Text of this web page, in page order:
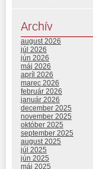
Archív
august 2026
júl 2026
jún 2026
máj 2026
apríl 2026
marec 2026
február 2026
január 2026
december 2025
november 2025
október 2025
september 2025
august 2025
júl 2025
jún 2025
máj 2025